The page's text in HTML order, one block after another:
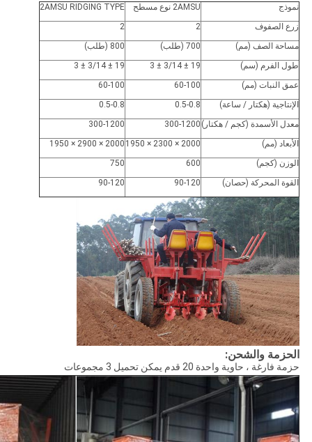
نموذج 2AMSU نوع مسطح
2AMSU RIDGING TYPE
زرع الصفوف
2
2
مساحة الصف (مم)
700 (طلب)
800 (طلب)
طول الفرم (سم)
19 ± 3/14 ± 3
19 ± 3/14 ± 3
عمق النبات (مم)
60-100
60-100
الإنتاجية (هكتار / ساعة)
0.5-0.8
0.5-0.8
معدل الأسمدة (كجم / هكتار) 300-1200
300-1200
الأبعاد (مم)
2000 × 2300 × 1950
2000 × 2900 × 1950
الوزن (كجم)
600
750
القوة المحركة (حصان)
90-120
90-120
الحزمة والشحن:
حزمة فارغة ، حاوية واحدة 20 قدم يمكن تحميل 3 مجموعات